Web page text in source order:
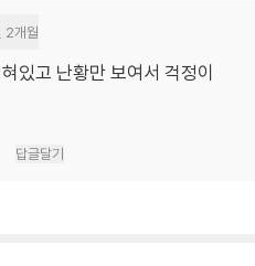
2개월
있고 난황만 보여서 걱정이
답글달기